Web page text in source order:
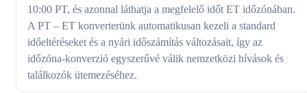
10:00 PT, és azonnal láthatja a megfelelő időt ET időzónában.
A PT – ET konverterünk automatikusan kezeli a standard
időeltéréseket és a nyári időszámítás változásait, így az
időzóna-konverzió egyszerűvé válik nemzetközi hívások és
találkozók ütemezéséhez.